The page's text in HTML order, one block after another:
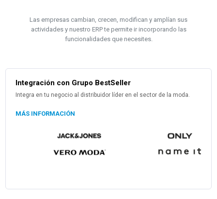
Las empresas cambian, crecen, modifican y amplían sus
actividades y nuestro ERP te permite ir incorporando las
funcionalidades que necesites.
Integración con Grupo BestSeller
Integra en tu negocio al distribuidor líder en el sector de la moda.
MÁS INFORMACIÓN